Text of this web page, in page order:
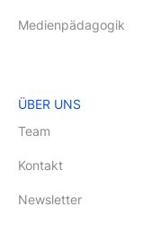
Medienpädagogik
ÜBER UNS
Team
Kontakt
Newsletter